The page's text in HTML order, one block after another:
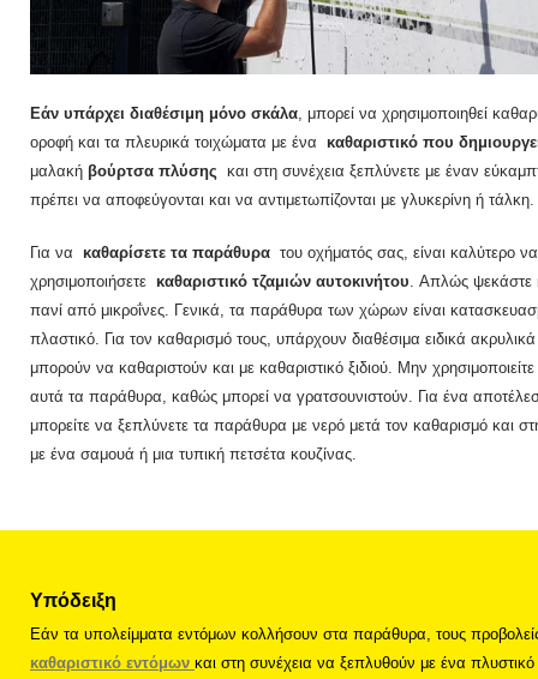
Εάν υπάρχει διαθέσιμη μόνο σκάλα , μπορεί να χρησιμοποιηθεί
οροφή και τα πλευρικά τοιχώματα με ένα καθαριστικό που
μαλακή βούρτσα πλύσης και στη συνέχεια ξεπλύνετε με έναν
πρέπει να αποφεύγονται και να αντιμετωπίζονται με γλυκερίνη ή τάλκη.
Για να καθαρίσετε τα παράθυρα του οχήματός σας, είναι καλύτερο να
χρησιμοποιήσετε καθαριστικό τζαμιών αυτοκινήτου Απλώς ψεκάστε
πανί από μικροΐνες.
Γενικά, τα παράθυρα των χώρων είναι
πλαστικό.
Για τον καθαρισμό τους, υπάρχουν διαθέσιμα ειδικά
μπορούν να καθαριστούν και με καθαριστικό ξιδιού.
Μην
αυτά τα παράθυρα, καθώς μπορεί να γρατσουνιστούν.
Για ένα
μπορείτε να ξεπλύνετε τα παράθυρα με νερό μετά τον καθαρισμό και
με ένα σαμουά ή μια τυπική πετσέτα κουζίνας.
Υπόδειξη
Εάν τα υπολείμματα εντόμων κολλήσουν στα παράθυρα, τους
καθαριστικό εντόμων και στη συνέχεια να ξεπλυθούν με ένα